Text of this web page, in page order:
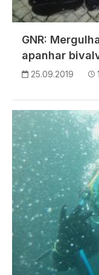
GNR:
apanhar
25.09.2019
Imagem